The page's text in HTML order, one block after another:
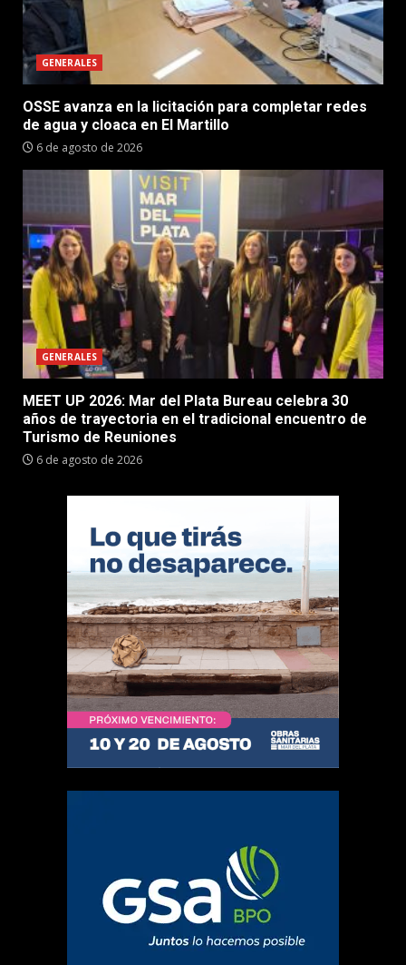
GENERALES
OSSE avanza en la licitación para completar redes
de agua y cloaca en El Martillo
6 de agosto de 2026
GENERALES
MEET UP 2026: Mar del Plata Bureau celebra 30
años de trayectoria en el tradicional encuentro de
Turismo de Reuniones
6 de agosto de 2026